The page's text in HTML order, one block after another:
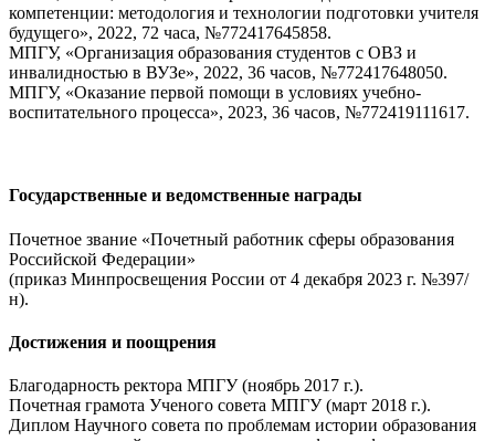
компетенции: методология и технологии подготовки учителя
будущего», 2022, 72 часа, №772417645858.
МПГУ, «Организация образования студентов с ОВЗ и
инвалидностью в ВУЗе», 2022, 36 часов, №772417648050.
МПГУ, «Оказание первой помощи в условиях учебно-
воспитательного процесса», 2023, 36 часов, №772419111617.
Государственные и ведомственные награды
Почетное звание «Почетный работник сферы образования
Российской Федерации»
(приказ Минпросвещения России от 4 декабря 2023 г. №397/
н).
Достижения и поощрения
Благодарность ректора МПГУ (ноябрь 2017 г.).
Почетная грамота Ученого совета МПГУ (март 2018 г.).
Диплом Научного совета по проблемам истории образования